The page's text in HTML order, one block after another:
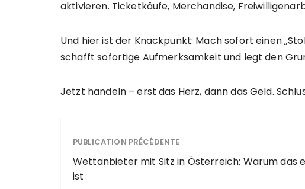
aktivieren. Ticketkäufe, Merchandise,
Und hier ist der Knackpunkt: Mach sofort einen
schafft sofortige Aufmerksamkeit und legt den
Jetzt handeln – erst das Herz, dann das Geld.
PUBLICATION PRÉCÉDENTE
Wettanbieter mit Sitz in Österreich: Warum das
ist